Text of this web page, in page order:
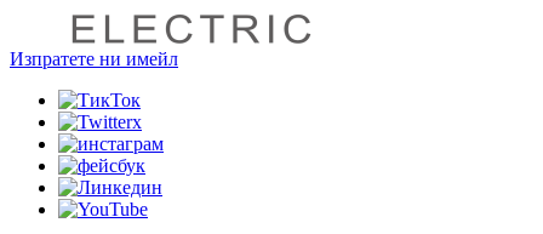
Изпратете ни имейл